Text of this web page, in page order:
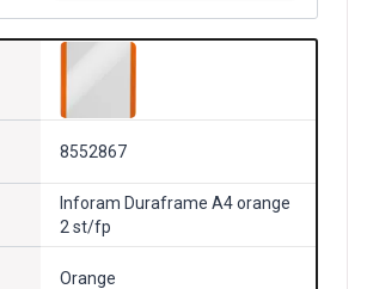
8552867
Inforam Duraframe A4 orange
2 st/fp
Orange